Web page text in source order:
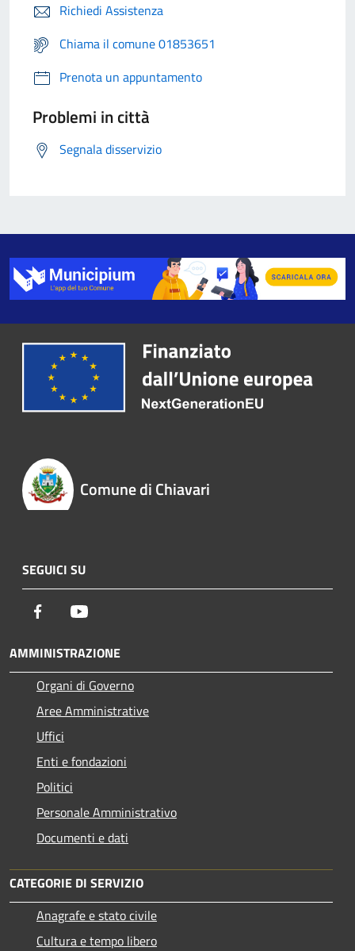
Richiedi Assistenza
Chiama il comune 01853651
Prenota un appuntamento
Problemi in città
Segnala disservizio
Comune di Chiavari
SEGUICI SU
Facebook
AMMINISTRAZIONE
Organi di Governo
Aree Amministrative
Uffici
Enti e fondazioni
Politici
Personale Amministrativo
Documenti e dati
CATEGORIE DI SERVIZIO
Anagrafe e stato civile
Cultura e tempo libero